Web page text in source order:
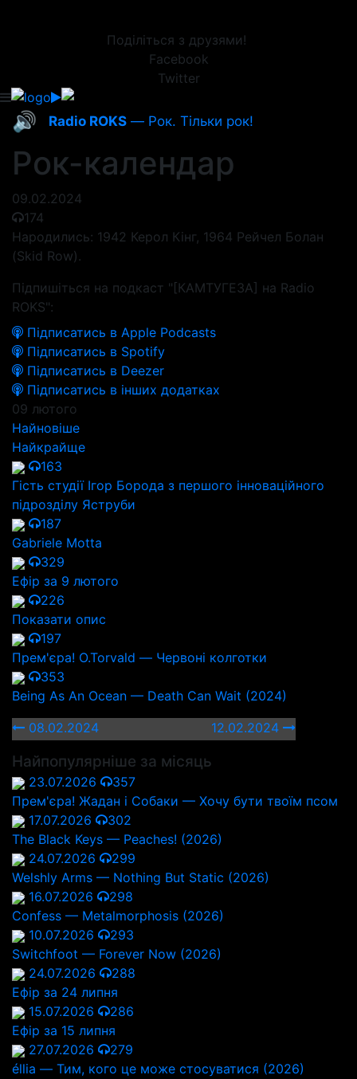
Поділіться з друзями!
Facebook
Twitter
🔊 Radio ROKS — Рок. Тільки рок!
Рок-календар
09.02.2024
174
Народились: 1942 Керол Кінг, 1964 Рейчел Болан
(Skid Row).
Підпишіться на подкаст "[КАМТУГЕЗА] на Radio
ROKS":
Підписатись в Apple Podcasts
Підписатись в Spotify
Підписатись в Deezer
Підписатись в інших додатках
09 лютого
Найновіше
Найкрайще
163
Гість студії Ігор Борода з першого інноваційного
підрозділу Яструби
187
Gabriele Motta
329
Ефір за 9 лютого
226
Показати опис
197
Прем'єра! O.Torvald — Червоні колготки
353
Being As An Ocean — Death Can Wait (2024)
08.02.2024
12.02.2024
Найпопулярніше за місяць
23.07.2026
357
Прем'єра! Жадан і Собаки — Хочу бути твоїм псом
17.07.2026
302
The Black Keys — Peaches! (2026)
24.07.2026
299
Welshly Arms — Nothing But Static (2026)
16.07.2026
298
Confess — Metalmorphosis (2026)
10.07.2026
293
Switchfoot — Forever Now (2026)
24.07.2026
288
Ефір за 24 липня
15.07.2026
286
Ефір за 15 липня
27.07.2026
279
éllia — Тим, кого це може стосуватися (2026)